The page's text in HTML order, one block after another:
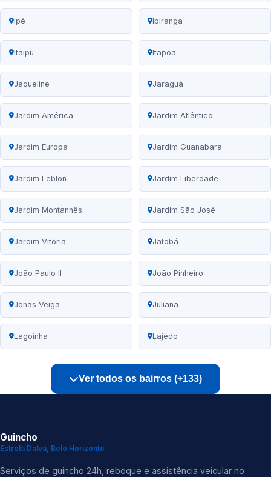
Ipê Ipiranga
Itaipu Itapoã
Jaqueline Jaraguá
Jardim América Jardim Atlântico
Jardim Europa Jardim Guanabara
Jardim Leblon Jardim Liberdade
Jardim Montanhês Jardim São José
Jardim Vitória Jatobá
João Paulo II João Pinheiro
Jonas Veiga Juliana
Lagoinha Lajedo
Ver todos os bairros (+133)
Guincho
Estrela Dalva, Belo Horizonte
Serviços de guincho 24h, reboque e assistência veicular no